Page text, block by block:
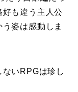
も違う主人公
姿は感動しま
いRPGは珍し